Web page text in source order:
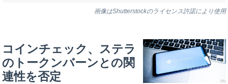
画像はShutterstockのライセンス許諾により使用
コインチェック、ステラ
のトークンバーンとの関
連性を否定